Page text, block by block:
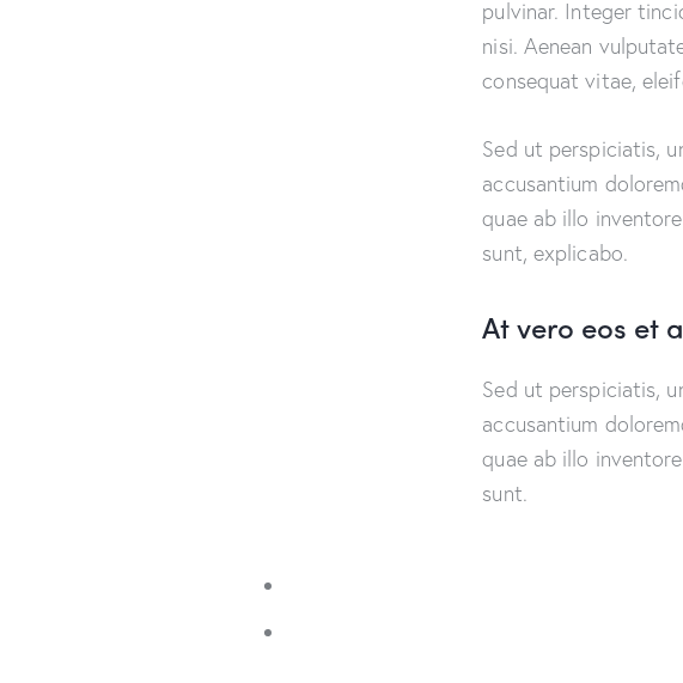
pulvinar. Integer
nisi. Aenean
consequat vitae,
Sed ut perspiciatis,
accusantium
quae ab illo
sunt, explicabo.
At vero eos et
Sed ut perspiciatis,
accusantium
quae ab illo
sunt.